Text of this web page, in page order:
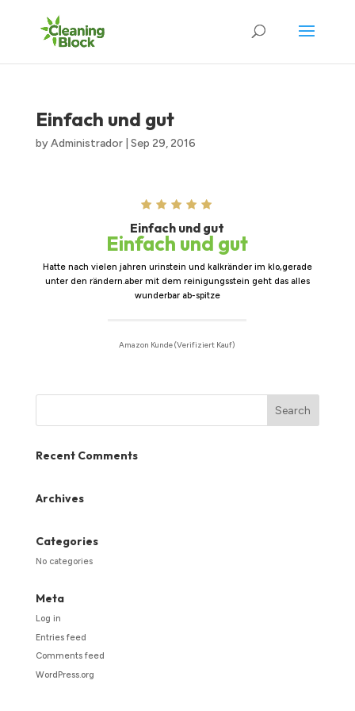
Einfach und gut
byAdministrador| Sep 29, 2016
Einfach und gut
Einfach und gut
Hatte nach vielen jahren urinstein und kalkränder im klo,gerade
unter den rändern.aber mit dem reinigungsstein geht das alles
wunderbar ab-spitze
Amazon Kunde (Verifiziert Kauf)
Recent Comments
Archives
Categories
No categories
Meta
Log in
Entries feed
Comments feed
WordPress.org